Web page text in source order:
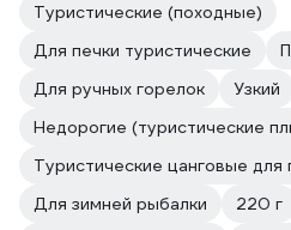
Туристические (походные)
Для печки туристические
Для ручных горелок
Узкий
Недорогие (туристические
Туристические цанговые для
Для зимней рыбалки
220 г